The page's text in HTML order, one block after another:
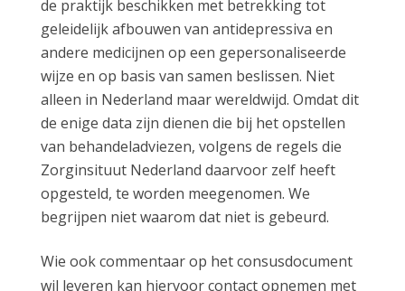
de praktijk beschikken met betrekking tot
geleidelijk afbouwen van antidepres­siva en
andere medicijnen op een gepersonaliseerde
wijze en op basis van samen beslissen. Niet
alleen in Nederland maar wereldwijd. Omdat dit
de enige data zijn dienen die bij het opstellen
van behan­deladviezen, volgens de regels die
Zorginsituut Nederland daarvoor zelf heeft
opgesteld, te worden meegenomen. We
begrijpen niet waarom dat niet is gebeurd.
Wie ook commentaar op het consusdocument
wil leveren kan hiervoor contact opnemen met